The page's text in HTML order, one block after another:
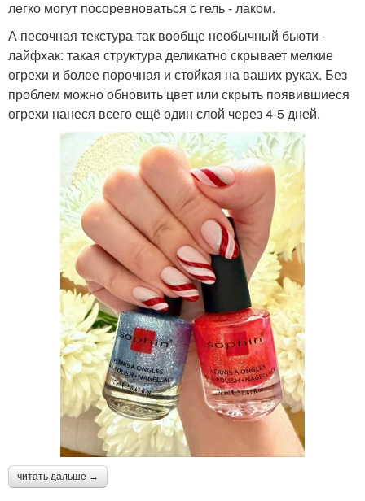
легко могут посоревноваться с гель - лаком.
А песочная текстура так вообще необычный бьюти -
лайфхак: такая структура деликатно скрывает мелкие
огрехи и более порочная и стойкая на ваших руках. Без
проблем можно обновить цвет или скрыть появившиеся
огрехи нанеся всего ещё один слой через 4-5 дней.
читать дальше →